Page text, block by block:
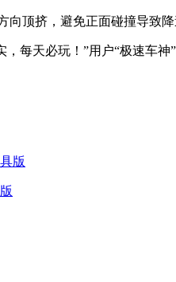
顶挤，避免正面碰撞导致降
每天必玩！”用户“极速车